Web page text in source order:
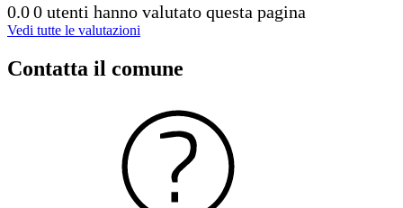
0.00 utenti hanno valutato questa pagina
Vedi tutte le valutazioni
Contatta il comune